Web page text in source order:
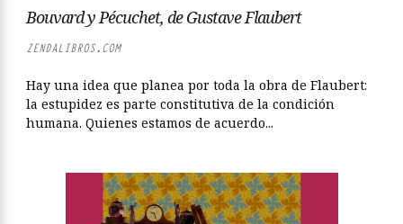
Bouvard y Pécuchet, de Gustave Flaubert
ZENDALIBROS.COM
Hay una idea que planea por toda la obra de Flaubert:
la estupidez es parte constitutiva de la condición
humana. Quienes estamos de acuerdo...